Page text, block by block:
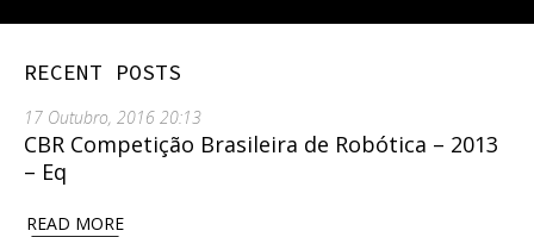
RECENT POSTS
17 Outubro, 2016 20:13
CBR Competição Brasileira de Robótica – 2013
– Eq
READ MORE